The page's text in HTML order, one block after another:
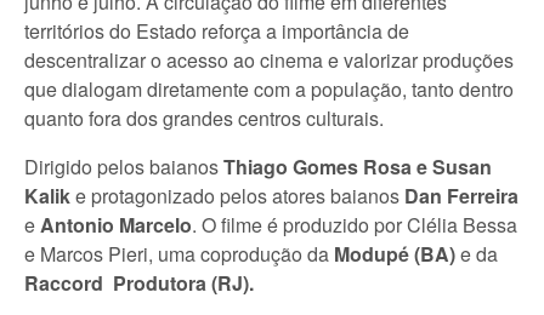
territórios do Estado reforça a importância de
descentralizar o acesso ao cinema e valorizar produções
que dialogam diretamente com a população, tanto dentro
quanto fora dos grandes centros culturais.
Dirigido pelos baianosThiago Gomes Rosa e Susan
Kalike protagonizado pelos atores baianos Dan Ferreira
eAntonio Marcelo. O filme é produzido por Clélia Bessa
e Marcos Pieri, uma coprodução da Modupé (BA)e da
Raccord Produtora (RJ).